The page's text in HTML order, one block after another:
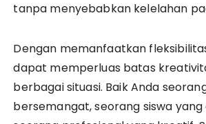
tanpa menyebabkan kelelahan
Dengan memanfaatkan
dapat memperluas batas
berbagai situasi. Baik Anda
bersemangat, seorang siswa yang